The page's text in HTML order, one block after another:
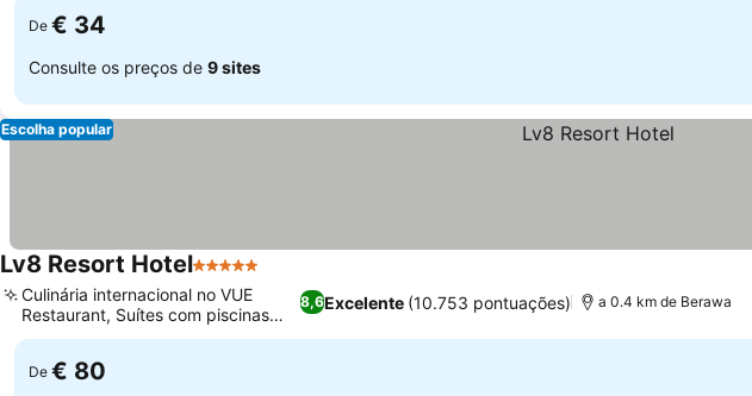
De € 34
Consulte os preços de 9 sites
Escolha popular
Lv8 Resort Hotel5 Estrelas
8,6Excelente (10.753 pontuações)
Culinária internacional no VUE
Restaurant, Suítes com piscinas
privativas
a 0.4 km de Berawa
De € 80